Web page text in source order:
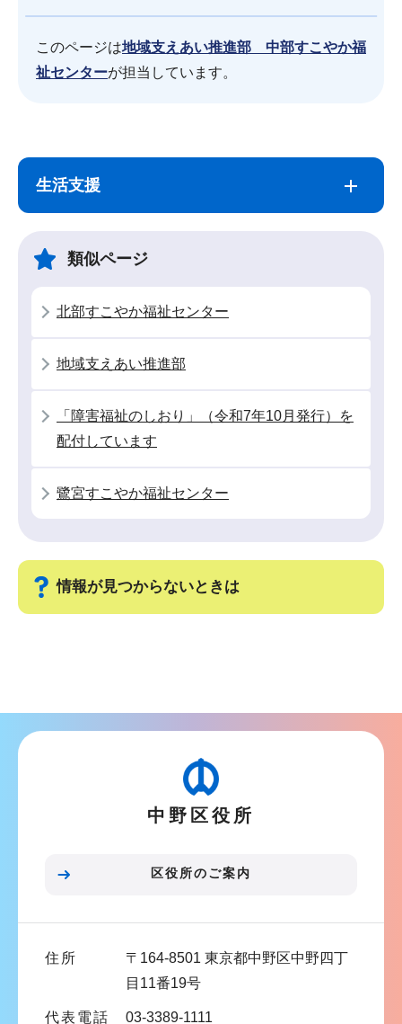
このページは地域支えあい推進部 中部すこやか福
祉センターが担当しています。
こ
生活支援
類似ページ
北部すこやか福祉センター
地域支えあい推進部
「障害福祉のしおり」（令和7年10月発行）を
配付しています
鷺宮すこやか福祉センター
情報が見つからないときは
ゲ
ま
中野区役所
区役所のご案内
住所
〒164-8501 東京都中野区中野四丁
目11番19号
代表電話 03-3389-1111